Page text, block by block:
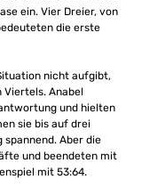
ein. Vier Dreier, von
die erste
nicht aufgibt,
Viertels. Anabel
und hielten
sie bis auf drei
Aber die
und beendeten mit
mit 53:64.